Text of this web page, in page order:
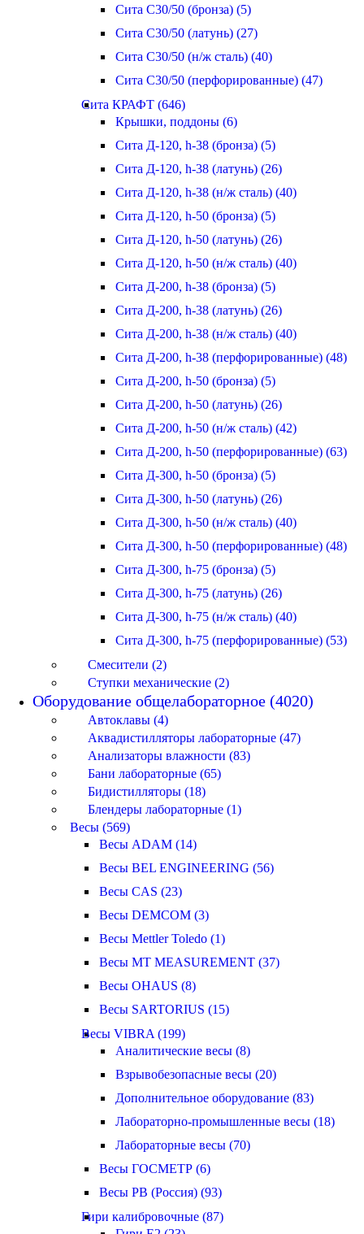
Сита С30/50 (бронза) (5)
Сита С30/50 (латунь) (27)
Сита С30/50 (н/ж сталь) (40)
Сита С30/50 (перфорированные) (47)
Сита КРАФТ (646)
Крышки, поддоны (6)
Сита Д-120, h-38 (бронза) (5)
Сита Д-120, h-38 (латунь) (26)
Сита Д-120, h-38 (н/ж сталь) (40)
Сита Д-120, h-50 (бронза) (5)
Сита Д-120, h-50 (латунь) (26)
Сита Д-120, h-50 (н/ж сталь) (40)
Сита Д-200, h-38 (бронза) (5)
Сита Д-200, h-38 (латунь) (26)
Сита Д-200, h-38 (н/ж сталь) (40)
Сита Д-200, h-38 (перфорированные) (48)
Сита Д-200, h-50 (бронза) (5)
Сита Д-200, h-50 (латунь) (26)
Сита Д-200, h-50 (н/ж сталь) (42)
Сита Д-200, h-50 (перфорированные) (63)
Сита Д-300, h-50 (бронза) (5)
Сита Д-300, h-50 (латунь) (26)
Сита Д-300, h-50 (н/ж сталь) (40)
Сита Д-300, h-50 (перфорированные) (48)
Сита Д-300, h-75 (бронза) (5)
Сита Д-300, h-75 (латунь) (26)
Сита Д-300, h-75 (н/ж сталь) (40)
Сита Д-300, h-75 (перфорированные) (53)
Смесители (2)
Ступки механические (2)
Оборудование общелабораторное (4020)
Автоклавы (4)
Аквадистилляторы лабораторные (47)
Анализаторы влажности (83)
Бани лабораторные (65)
Бидистилляторы (18)
Блендеры лабораторные (1)
Весы (569)
Весы ADAM (14)
Весы BEL ENGINEERING (56)
Весы CAS (23)
Весы DEMCOM (3)
Весы Mettler Toledo (1)
Весы MT MEASUREMENT (37)
Весы OHAUS (8)
Весы SARTORIUS (15)
Весы VIBRA (199)
Аналитические весы (8)
Взрывобезопасные весы (20)
Дополнительное оборудование (83)
Лабораторно-промышленные весы (18)
Лабораторные весы (70)
Весы ГОСМЕТР (6)
Весы РВ (Россия) (93)
Гири калибровочные (87)